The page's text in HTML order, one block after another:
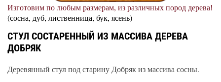
Изготовим по любым размерам, из различных пород дерева!
(сосна, дуб, лиственница, бук, ясень)
СТУЛ СОСТАРЕННЫЙ ИЗ МАССИВА ДЕРЕВА
ДОБРЯК
Деревянный стул под старину Добряк из массива сосны.